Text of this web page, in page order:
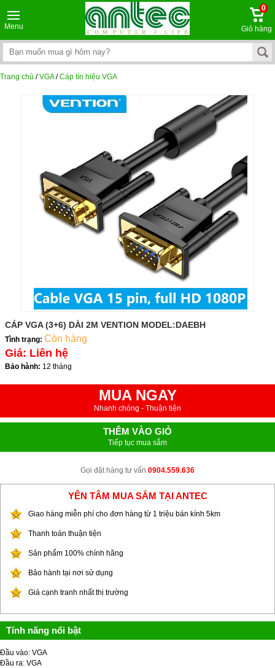
Menu
0
Giỏ hàng
Trang chủ /VGA/Cáp tín hiệu VGA
CÁP VGA (3+6) DÀI 2M VENTION MODEL:DAEBH
Tình trạng: Còn hàng
Giá: Liên hệ
Bảo hành: 12 tháng
MUA NGAY
Nhanh chóng - Thuận tiện
THÊM VÀO GIỎ
Tiếp tục mua sắm
Gọi đặt hàng tư vấn 0904.559.636
YÊN TÂM MUA SẮM TẠI ANTEC
Giao hàng miễn phí cho đơn hàng từ 1 triệu bán kính 5km
Thanh toán thuận tiện
Sản phẩm 100% chính hãng
Bảo hành tại nơi sử dụng
Giá cạnh tranh nhất thị trường
Tính năng nổi bật
Đầu vào: VGA
Đầu ra: VGA